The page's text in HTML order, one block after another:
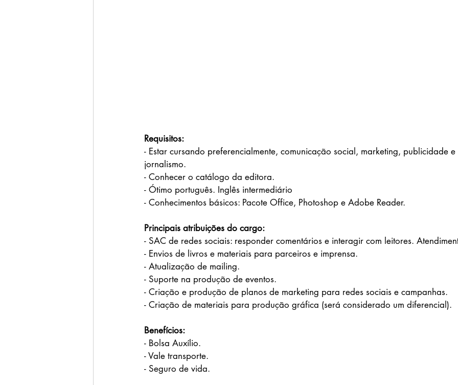
Requisitos:
- Estar cursando preferencialmente, comunicação social, marketing, publicidade
jornalismo.
- Conhecer o catálogo da editora.
- Ótimo português. Inglês intermediário
- Conhecimentos básicos: Pacote Office, Photoshop e Adobe Reader.
Principais atribuições do cargo:
- SAC de redes sociais: responder comentários e interagir com leitores.
- Envios de livros e materiais para parceiros e imprensa.
- Atualização de mailing.
- Suporte na produção de eventos.
- Criação e produção de planos de marketing para redes sociais e campanhas.
- Criação de materiais para produção gráfica (será considerado um diferencial).
Benefícios:
- Bolsa Auxílio.
- Vale transporte.
- Seguro de vida.